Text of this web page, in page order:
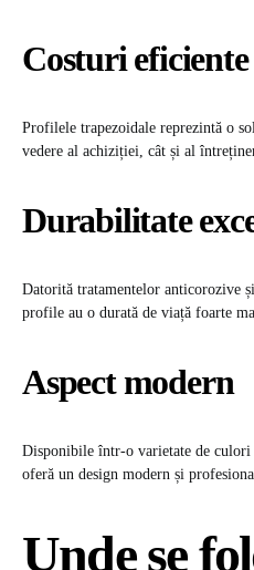
Costuri eficiente
Profilele trapezoidale reprezintă o
vedere al achiziției, cât și al
Durabilitate
Datorită tratamentelor anticorozive
profile au o durată de viață foarte
Aspect modern
Disponibile într-o varietate de
oferă un design modern și
Unde se